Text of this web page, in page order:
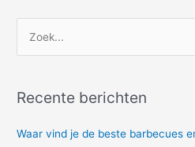
kRecente berichten
Waar vind je de beste barbecues